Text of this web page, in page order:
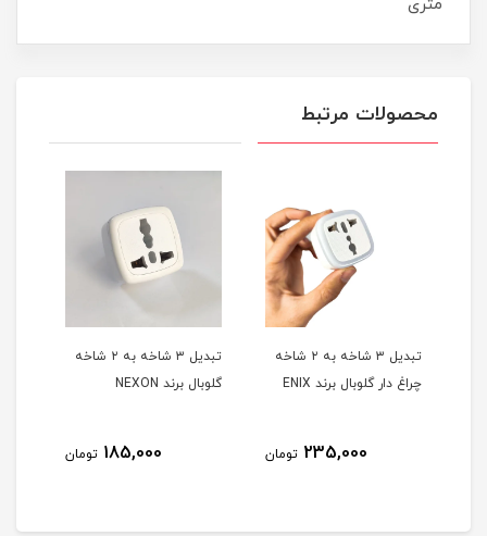
متری
محصولات مرتبط
تبدیل ۳ شاخه به ۲ شاخه
چراغ دار گلوبال برند ENIX
235,000 تومان
تبدیل ۳ شاخه به ۲ شاخه
گلوبال برند NEXON
185,000 تومان